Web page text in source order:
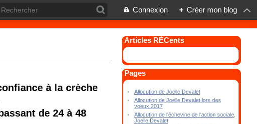
Connexion + Créer mon blog
à la crèche
de 24 à 48
Articles RÉCents
Pages
Allocution de Joelle Devalet
Allocution de Joelle Devalet lors des
voeux 2017
Allocution de l'échevine de l'action sociale,
Joelle Devalet